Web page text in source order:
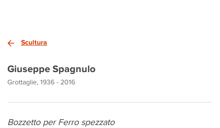
Scultura
Giuseppe Spagnulo
Grottaglie, 1936 - 2016
Bozzetto per Ferro spezzato